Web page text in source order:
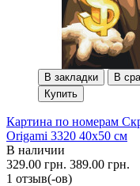
В закладки
В
Купить
Картина по номерам
Origami 3320 40x50 см
В наличии
329.00 грн. 389.00 грн.
1 отзыв(-ов)